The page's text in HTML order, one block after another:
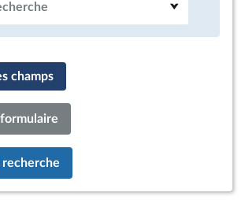
champs
recherche